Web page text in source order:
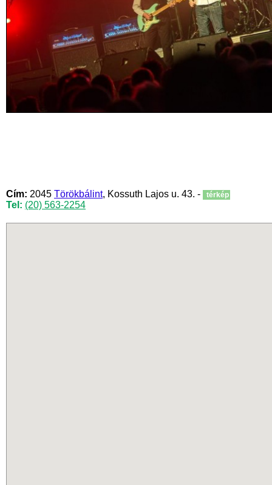
Cím: 2045 Törökbálint, Kossuth Lajos u. 43. - térkép
Tel: (20) 563-2254